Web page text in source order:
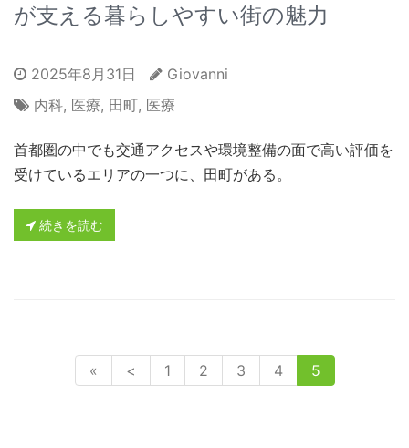
が支える暮らしやすい街の魅力
2025年8月31日
Giovanni
内科, 医療, 田町, 医療
首都圏の中でも交通アクセスや環境整備の面で高い評価を
受けているエリアの一つに、田町がある。
続きを読む
« < 1 2 3 4 5